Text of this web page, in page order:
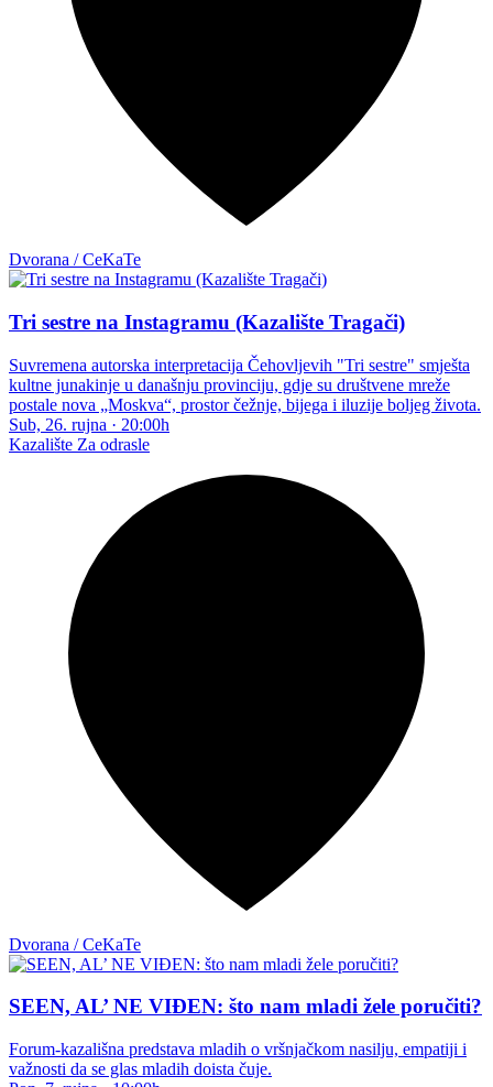
Dvorana / CeKaTe
Tri sestre na Instagramu (Kazalište Tragači)
Suvremena autorska interpretacija Čehovljevih "Tri sestre" smješta
kultne junakinje u današnju provinciju, gdje su društvene mreže
postale nova „Moskva“, prostor čežnje, bijega i iluzije boljeg života.
Sub, 26. rujna · 20:00h
Kazalište Za odrasle
Dvorana / CeKaTe
SEEN, AL’ NE VIĐEN: što nam mladi žele poručiti?
Forum-kazališna predstava mladih o vršnjačkom nasilju, empatiji i
važnosti da se glas mladih doista čuje.